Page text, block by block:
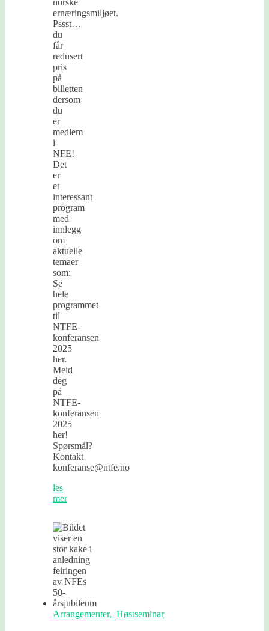
ernæringsmiljøet.
Pssst…
du
får
redusert
pris
på
billetten
dersom
du
er
medlem
i
NFE!
Det
er
et
interessant
program
med
innlegg
om
aktuelle
temaer
som:
Se
hele
programmet
til
NTFE-
konferansen
2025
her.
Meld
deg
på
NTFE-
konferansen
2025
her!
Spørsmål?
Kontakt
konferanse@ntfe.no
les
mer
Arrangementer, Høstseminar